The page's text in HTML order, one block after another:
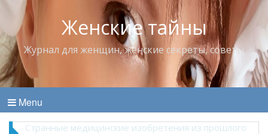
Женские тайны
Журнал для женщин, женские секреты, советы
Menu
Что пить в жару